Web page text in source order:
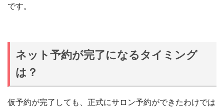
です。
ネット予約が完了になるタイミング
は？
仮予約が完了しても、正式にサロン予約ができたわけでは